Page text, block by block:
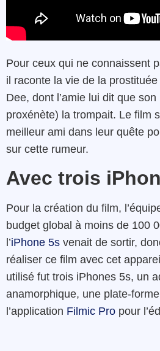
Pour ceux qui ne connaissent
il raconte la vie de la
Dee, dont l’amie lui dit que
proxénète) la trompait. Le film
meilleur ami dans leur quête
sur cette rumeur.
Avec trois
Pour la création du film,
budget global à moins de 100
l’iPhone 5s venait de sortir,
réaliser ce film avec cet
utilisé fut trois iPhones 5s, un
anamorphique, une plate-forme
l’application Filmic Pro pour